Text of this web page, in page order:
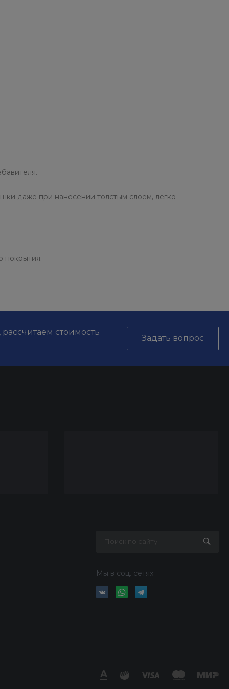
даже при нанесении толстым слоем, легко
покрытия.
стоимость
Задать вопрос
Мы в соц. сетях